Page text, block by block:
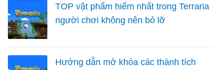
TOP vật phẩm hiếm nhất trong Terraria
người chơi không nên bỏ lỡ
Hướng dẫn mở khóa các thành tích